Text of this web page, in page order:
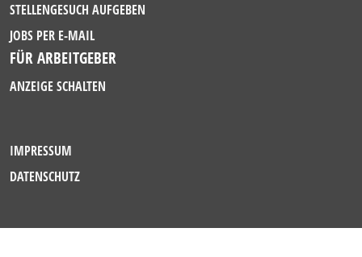
STELLENGESUCH AUFGEBEN
JOBS PER E-MAIL
FÜR ARBEITGEBER
ANZEIGE SCHALTEN
IMPRESSUM
DATENSCHUTZ